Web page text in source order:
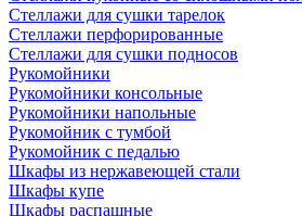
Стеллажи для сушки тарелок
Стеллажи перфорированные
Стеллажи для сушки подносов
Рукомойники
Рукомойники консольные
Рукомойники напольные
Рукомойник с тумбой
Рукомойник с педалью
Шкафы из нержавеющей стали
Шкафы купе
Шкафы распашные